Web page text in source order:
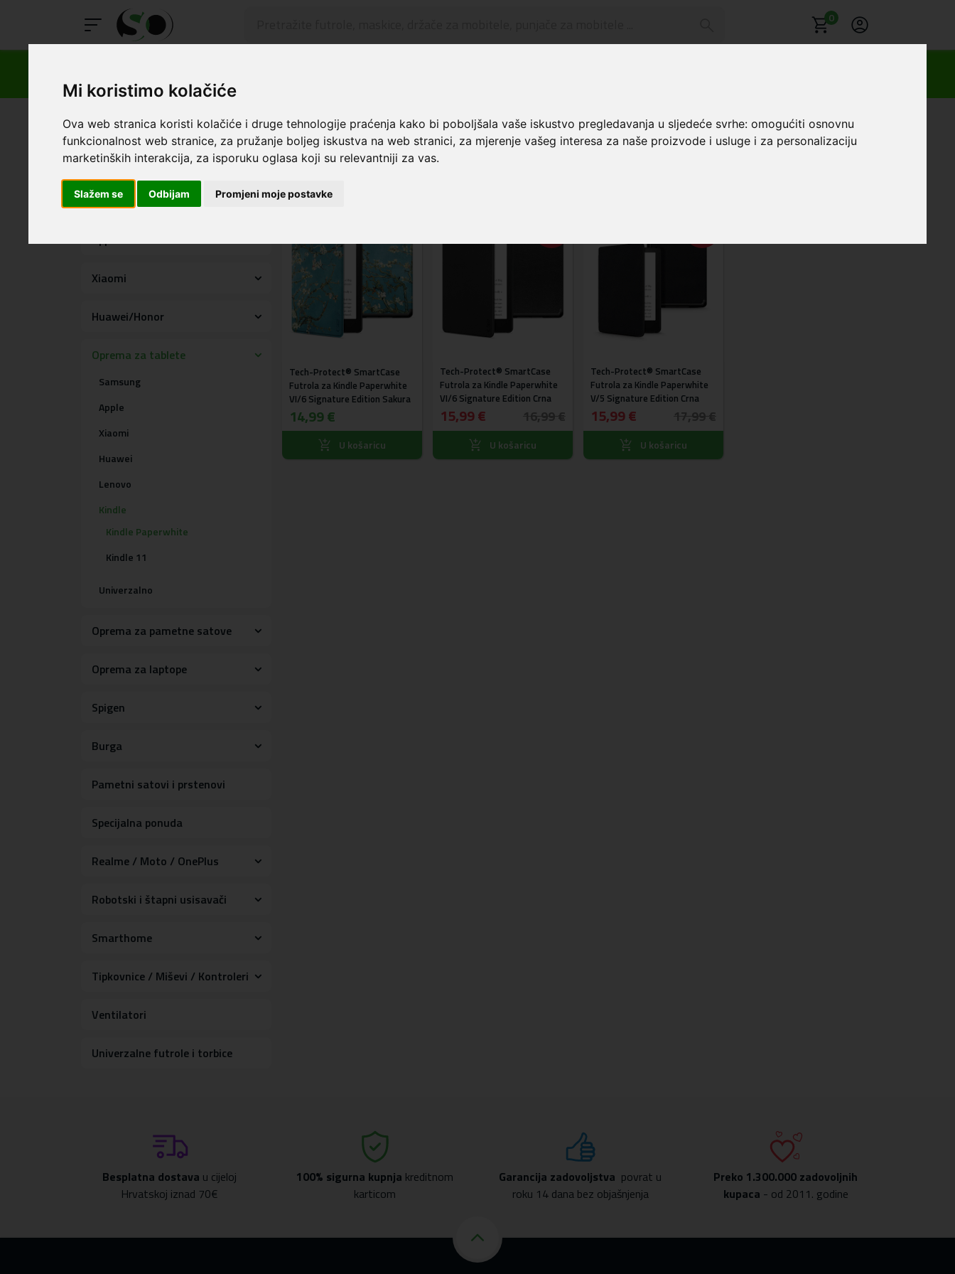
Mi koristimo kolačiće
Ova web stranica koristi kolačiće i druge tehnologije praćenja kako bi poboljšala vaše iskustvo pregledavanja u sljedeće svrhe:omogućiti osnovnu
funkcionalnost web stranice, za pružanje boljeg iskustva na web stranici, za mjerenje vašeg interesa za naše proizvode i usluge i za personalizaciju
marketinških interakcija, za isporuku oglasa koji su relevantniji za vas.
Slažem se Odbijam Promjeni moje postavke
0
Personalizirane maskice
Dodatna oprema
Samsung
Apple
Xiaomi
Huawei/Honor
Oprema za tablete
Samsung
Apple
Xiaomi
Huawei
Lenovo
Kindle
Kindle Paperwhite
Kindle 11
Univerzalno
Oprema za pametne satove
Oprema za laptope
Spigen
Burga
Pametni satovi i prstenovi
Specijalna ponuda
Realme / Moto / OnePlus
Robotski i štapni usisavači
Smarthome
Tipkovnice / Miševi / Kontroleri
Ventilatori
Univerzalne futrole i torbice
SmartOprema Kategorije Oprema za tablete Kindle Kindle Paperwhite
Kindle - Kindle Paperwhite
Redoslijed
Tech-Protect® SmartCase
Futrola za Kindle Paperwhite
VI/6 Signature Edition Sakura
14,99 €
U košaricu
Tech-Protect® SmartCase
Futrola za Kindle Paperwhite
VI/6 Signature Edition Crna
15,99 €
U košaricu
Tech-Protect® SmartCase
Futrola za Kindle Paperwhite
V/5 Signature Edition Crna
15,99 €
U košaricu
Besplatna dostava u cijeloj
Hrvatskoj iznad 70€
100% sigurna kupnja kreditnom
karticom
Garancija zadovoljstva povrat u
roku 14 dana bez objašnjenja
Preko 1.300.000 zadovoljnih
kupaca - od 2011. godine